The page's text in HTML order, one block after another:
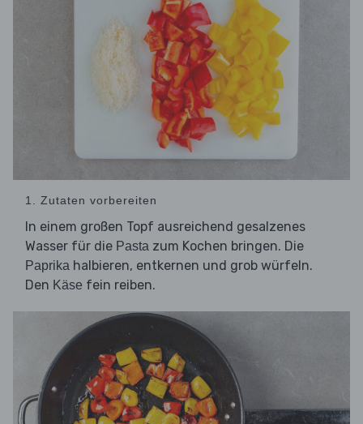
1. Zutaten vorbereiten
In einem großen Topf ausreichend gesalzenes
Wasser für die Pasta zum Kochen bringen. Die
Paprika halbieren, entkernen und grob würfeln.
Den Käse fein reiben.